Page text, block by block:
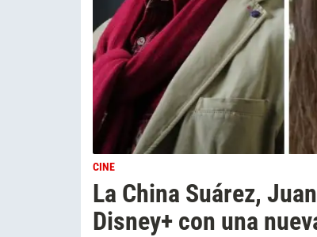
CINE
La China Suárez,
Disney+ con una